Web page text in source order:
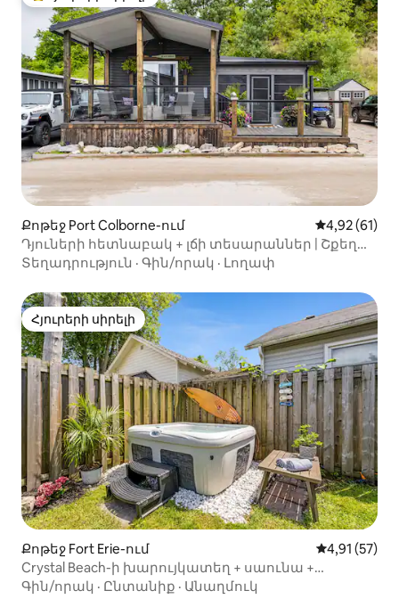
Քոթեջ Port Colborne-ում Միջին
4,92 (61)
Դյուների հետնաբակ + լճի տեսարաններ | Շքեղ
տուն | Ընտանիք
Տեղադրություն · Գին/որակ · Լողափ
Հյուրերի սիրելի
Հյուրերի սիրելի
Քոթեջ Fort Erie-ում Միջին
4,91 (57)
Crystal Beach-ի խարույկատեղ + սաունա +
անցագրեր + ջակուզի
Գին/որակ · Ընտանիք · Անաղմուկ